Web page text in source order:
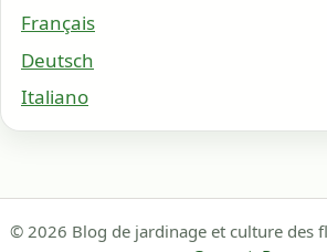
Français
Deutsch
Italiano
© 2026 Blog de jardinage et culture des